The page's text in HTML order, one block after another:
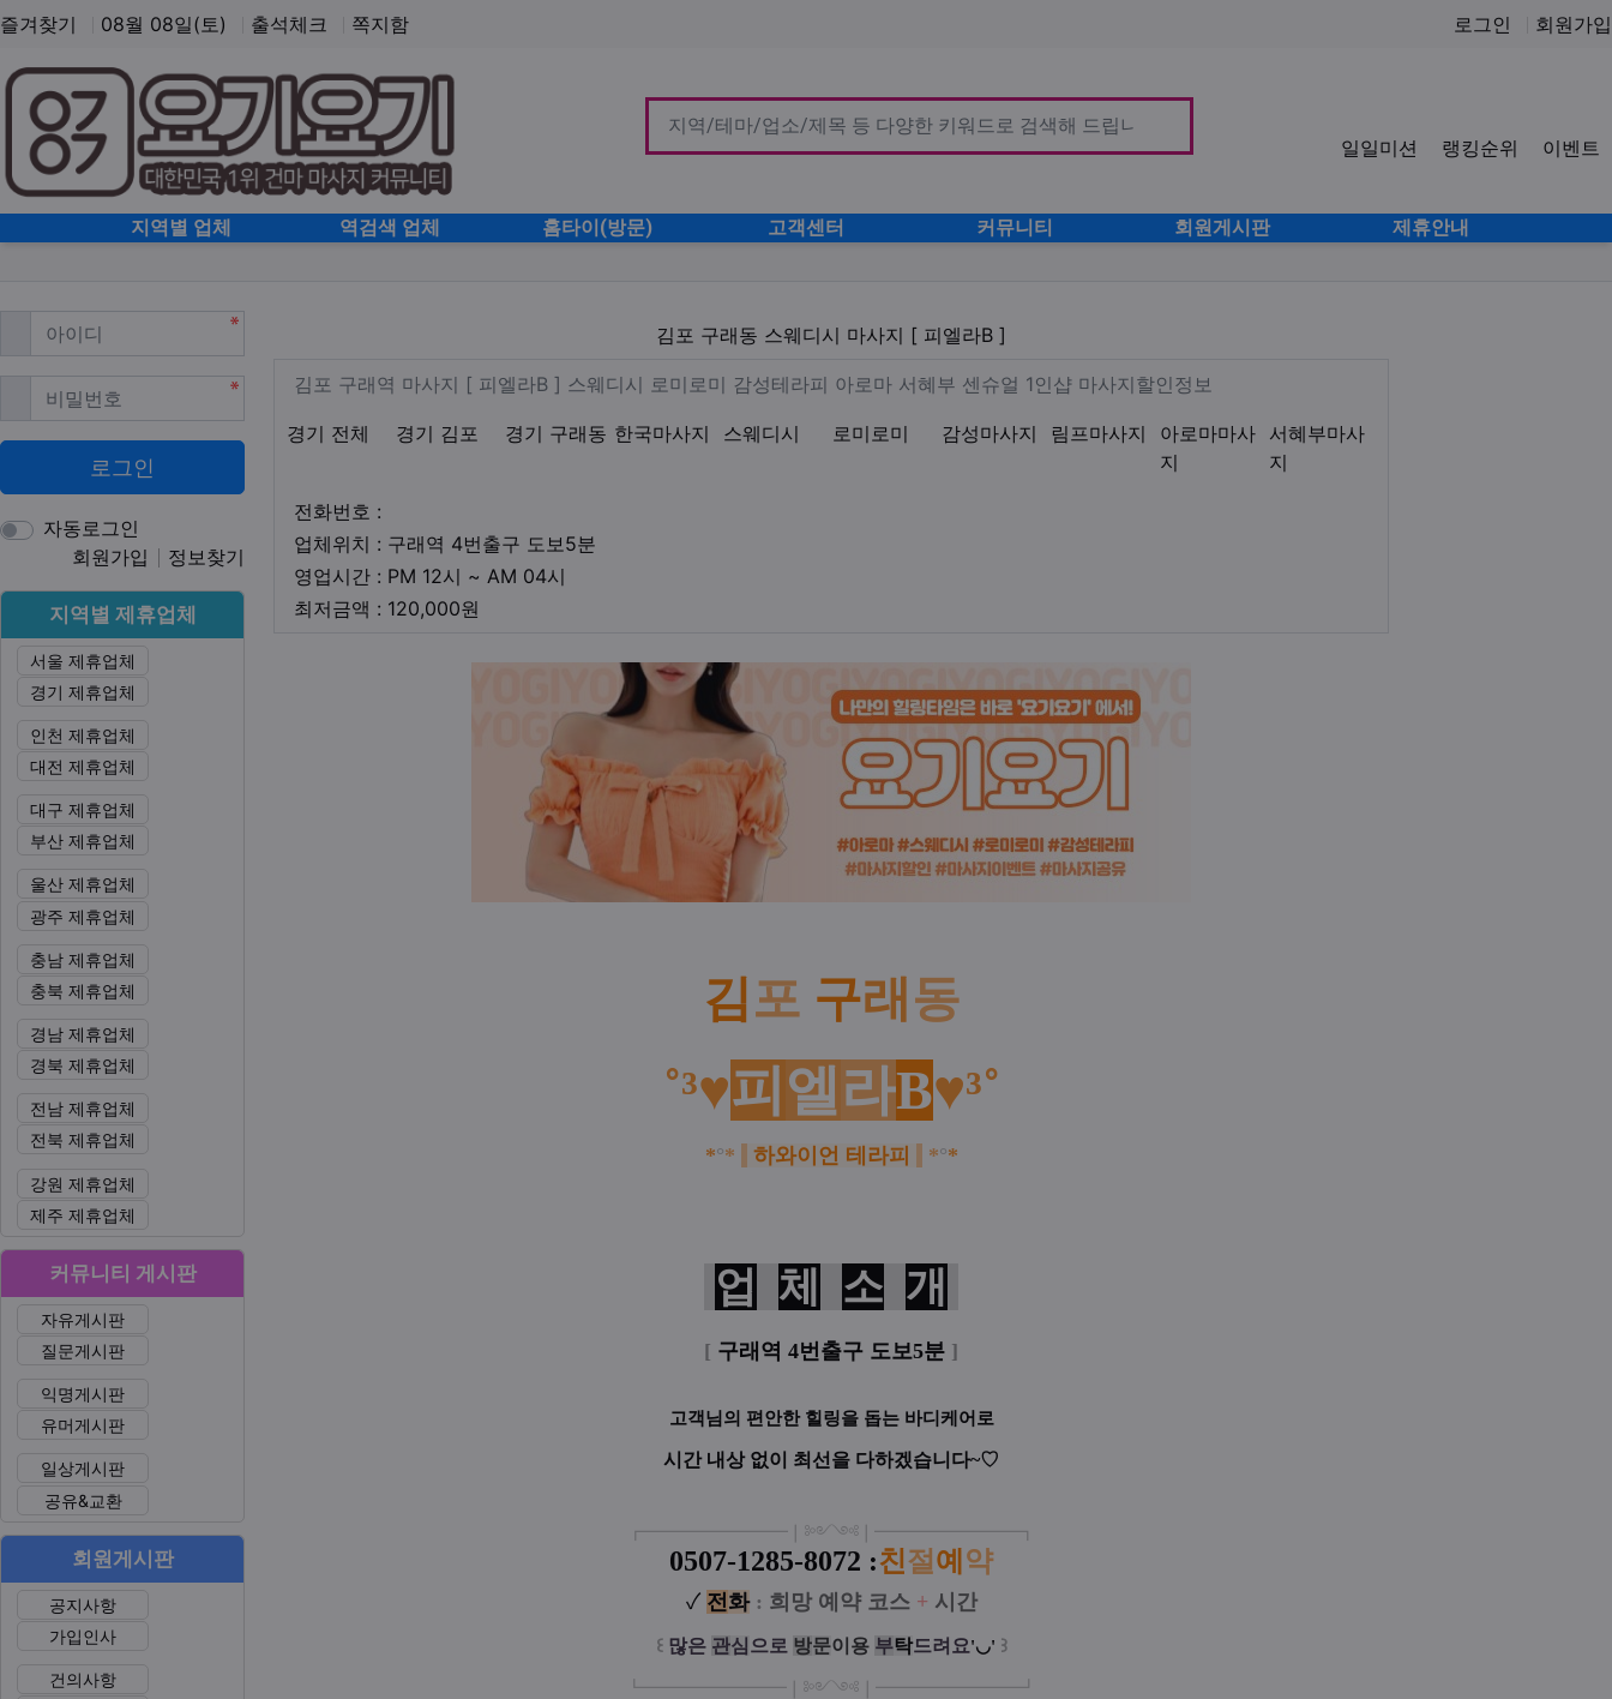
즐겨찾기 08월 08일(토) 출석체크 쪽지함 로그인 회원가입
일일미션 랭킹순위 이벤트
지역별 업체 역검색 업체 홈타이(방문) 고객센터 커뮤니티 회원게시판 제휴안내
김포 구래동 스웨디시 마사지 [ 피엘라B ]
김포 구래동 스웨디시 마사지 [ 피엘라B ]
업체 정보
김포 구래역 마사지 [ 피엘라B ] 스웨디시 로미로미 감성테라피 아로마 서혜부
김포 구래역 마사지 [ 피엘라B ] 스웨디시 로미로미 감성테라피 아로마 서혜부 센슈얼 1인샵 마사지할인정보
경기 전체 경기 김포 경기 구래동
지역1 한국마사지 스웨디시 로미로미 감성마사지 림프마사지
아로마마사
지
서혜부마사
지
테마
전화번호 :
업체위치 : 구래역 4번출구 도보5분
영업시간 : PM 12시 ~ AM 04시
최저금액 : 120,000원
김포 구래 동
˚³♥피 엘 라B♥³˚
*°* 하와이언 테라피 *°*
업 체 소 개
[ 구래역 4번출구 도보5분 ]
고객님의 편안한 힐링을 돕는 바디케어로
시간 내상 없이 최선을 다하겠습니다~♡
┏━━━━━━━━ ❘༻༺❘ ━━━━━━━━┓
0507-1285-8072 :친절 예 약
✓ 전 화 : 희망 예약 코스 + 시간
꒰ 많은 관심 으로 방문이 용 부탁드려요'◡' ꒱
┗━━━━━━━━ ❘༻༺❘ ━━━━━━━━┛
아이디 필수
비밀번호필수
로그인
자동로그인
회원가입
정보찾기
지역별 제휴업체
서울 제휴업체
경기 제휴업체
인천 제휴업체
대전 제휴업체
대구 제휴업체
부산 제휴업체
울산 제휴업체
광주 제휴업체
충남 제휴업체
충북 제휴업체
경남 제휴업체
경북 제휴업체
전남 제휴업체
전북 제휴업체
강원 제휴업체
제주 제휴업체
커뮤니티 게시판
자유게시판
질문게시판
익명게시판
유머게시판
일상게시판
공유&교환
회원게시판
공지사항
가입인사
건의사항